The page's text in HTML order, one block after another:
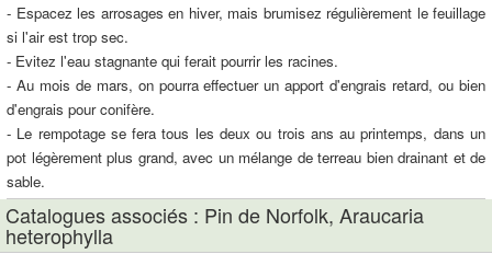
- Espacez les arrosages en hiver, mais brumisez régulièrement le feuillage
si l'air est trop sec.
- Evitez l'eau stagnante qui ferait pourrir les racines.
- Au mois de mars, on pourra effectuer un apport d'engrais retard, ou bien
d'engrais pour conifère.
- Le rempotage se fera tous les deux ou trois ans au printemps, dans un
pot légèrement plus grand, avec un mélange de terreau bien drainant et de
sable.
Catalogues associés : Pin de Norfolk, Araucaria
heterophylla